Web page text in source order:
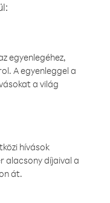
egyenlegéhez,
A egyenleggel a
a világ
hívások
alacsony díjaival a
át.